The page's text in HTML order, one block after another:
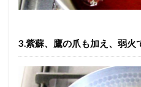
3.紫蘇、鷹の爪も加え、弱火